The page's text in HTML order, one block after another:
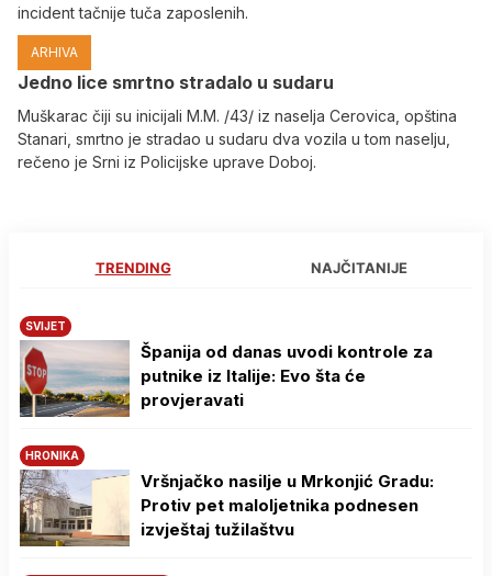
incident tačnije tuča zaposlenih.
ARHIVA
Јedno lice smrtno stradalo u sudaru
Muškarac čiji su inicijali M.M. /43/ iz naselja Cerovica, opština
Stanari, smrtno je stradao u sudaru dva vozila u tom naselju,
rečeno je Srni iz Policijske uprave Doboj.
TRENDING NAJČITANIJE
SVIJET
Španija od danas uvodi kontrole za
putnike iz Italije: Evo šta će
provjeravati
HRONIKA
Vršnjačko nasilje u Mrkonjić Gradu:
Protiv pet maloljetnika podnesen
izvještaj tužilaštvu